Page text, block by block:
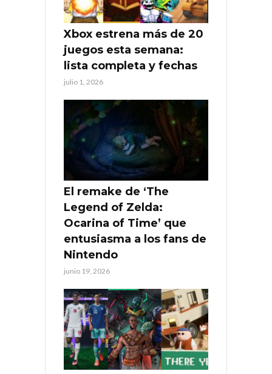
Xbox estrena más de 20
juegos esta semana:
lista completa y fechas
julio 1, 2026
El remake de ‘The
Legend of Zelda:
Ocarina of Time’ que
entusiasma a los fans de
Nintendo
junio 19, 2026